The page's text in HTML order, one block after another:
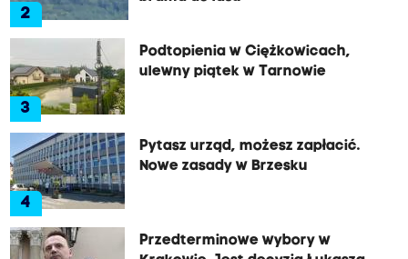
2
3
Podtopienia w Ciężkowicach,
ulewny piątek w Tarnowie
4
Pytasz urząd, możesz zapłacić.
Nowe zasady w Brzesku
Przedterminowe wybory w